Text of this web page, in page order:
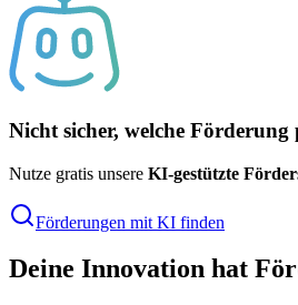
Nicht sicher, welche Förderung
Nutze gratis unsere KI-gestützte
Förderungen mit KI finden
Deine Innovation hat